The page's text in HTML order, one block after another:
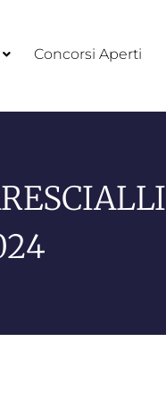
Concorsi Aperti